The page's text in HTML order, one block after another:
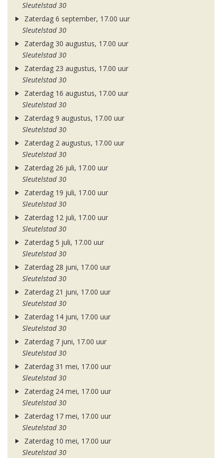
Sleutelstad 30
Zaterdag 6 september, 17.00 uur
Sleutelstad 30
Zaterdag 30 augustus, 17.00 uur
Sleutelstad 30
Zaterdag 23 augustus, 17.00 uur
Sleutelstad 30
Zaterdag 16 augustus, 17.00 uur
Sleutelstad 30
Zaterdag 9 augustus, 17.00 uur
Sleutelstad 30
Zaterdag 2 augustus, 17.00 uur
Sleutelstad 30
Zaterdag 26 juli, 17.00 uur
Sleutelstad 30
Zaterdag 19 juli, 17.00 uur
Sleutelstad 30
Zaterdag 12 juli, 17.00 uur
Sleutelstad 30
Zaterdag 5 juli, 17.00 uur
Sleutelstad 30
Zaterdag 28 juni, 17.00 uur
Sleutelstad 30
Zaterdag 21 juni, 17.00 uur
Sleutelstad 30
Zaterdag 14 juni, 17.00 uur
Sleutelstad 30
Zaterdag 7 juni, 17.00 uur
Sleutelstad 30
Zaterdag 31 mei, 17.00 uur
Sleutelstad 30
Zaterdag 24 mei, 17.00 uur
Sleutelstad 30
Zaterdag 17 mei, 17.00 uur
Sleutelstad 30
Zaterdag 10 mei, 17.00 uur
Sleutelstad 30